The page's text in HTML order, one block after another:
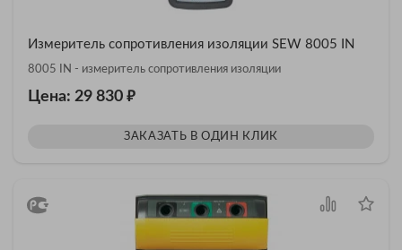
Измеритель сопротивления изоляции SEW 8005 IN
8005 IN - измеритель сопротивления изоляции
Цена: 29 830 ₽
ЗАКАЗАТЬ В ОДИН КЛИК